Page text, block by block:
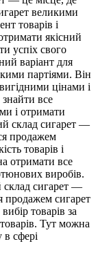
великими
товарів і
якісний
успіх свого
варіант для
партіями. Він
цінами і
знайти все
і отримати
склад сигарет —
продажем
товарів і
отримати все
виробів.
сигарет —
продажем сигарет
товарів за
Тут можна
в сфері